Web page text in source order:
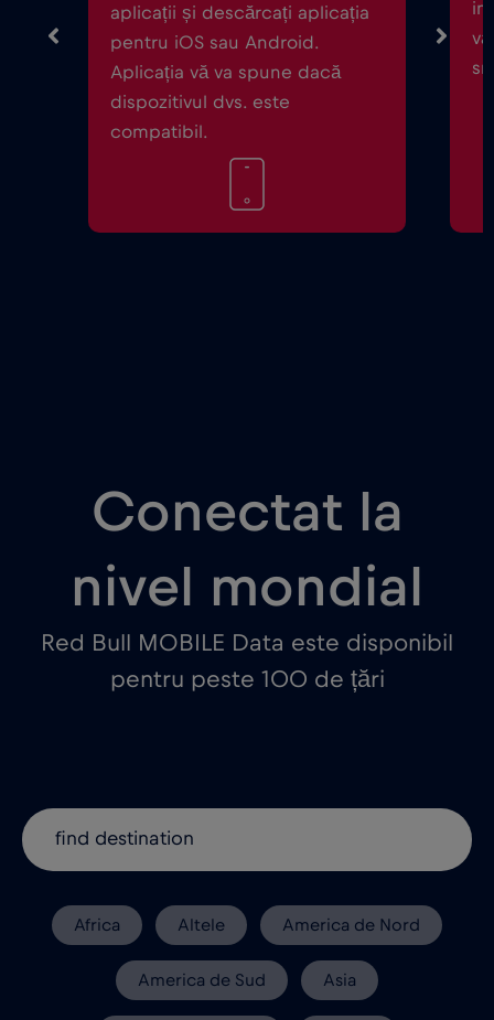
aplicații și descărcați aplicația
pentru iOS sau Android.
Aplicația vă va spune dacă
dispozitivul dvs. este
compatibil.
Conectat la
nivel mondial
Red Bull MOBILE Data este disponibil
pentru peste 100 de țări
Africa Altele America de Nord
America de Sud Asia